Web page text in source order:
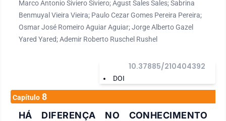
Marco Antonio Siviero Siviero; Agust Sales Sales; Sabrina
Benmuyal Vieira Vieira; Paulo Cezar Gomes Pereira Pereira;
Osmar José Romeiro Aguiar Aguiar; Jorge Alberto Gazel
Yared Yared; Ademir Roberto Ruschel Rushel
DOI
10.37885/210404392
Capítulo 8
HÁ DIFERENÇA NO CONHECIMENTO